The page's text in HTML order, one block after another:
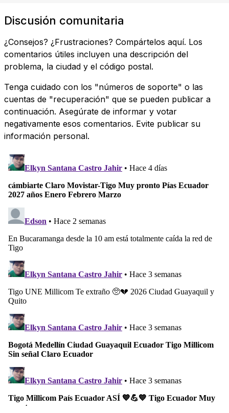
Discusión comunitaria
¿Consejos? ¿Frustraciones? Compártelos aquí. Los
comentarios útiles incluyen una descripción del
problema, la ciudad y el código postal.
Tenga cuidado con los "números de soporte" o las
cuentas de "recuperación" que se pueden publicar a
continuación. Asegúrate de informar y votar
negativamente esos comentarios. Evite publicar su
información personal.